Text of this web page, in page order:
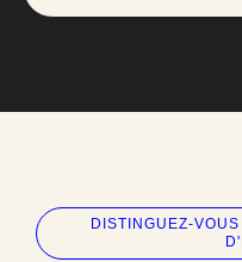
DISTINGUEZ-